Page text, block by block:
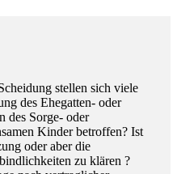
stellen sich viele
des Ehegatten- oder
des Sorge- oder
Kinder betroffen? Ist
oder aber die
zu klären ?